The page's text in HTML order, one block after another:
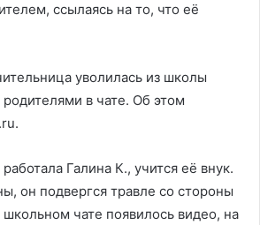
ссылаясь на то, что её
уволилась из школы
в чате. Об этом
Галина К., учится её внук.
он подвергся травле со стороны
чате появилось видео, на